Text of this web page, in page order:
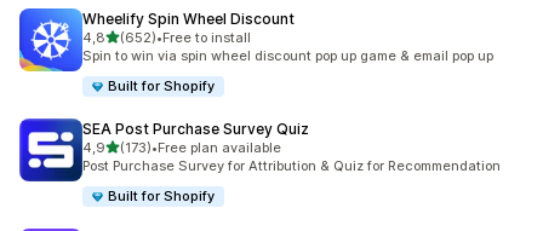
Wheelify Spin Wheel Discount
4,8de 5 estrelas
(652)
652 total de avaliações
•Free to install
Spin to win via spin wheel discount pop up game & email pop up
Built for Shopify
SEA Post Purchase Survey Quiz
4,9de 5 estrelas
(173)
173 total de avaliações
•Free plan available
Post Purchase Survey for Attribution & Quiz for Recommendation
Built for Shopify